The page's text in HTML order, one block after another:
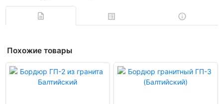
Похожие товары